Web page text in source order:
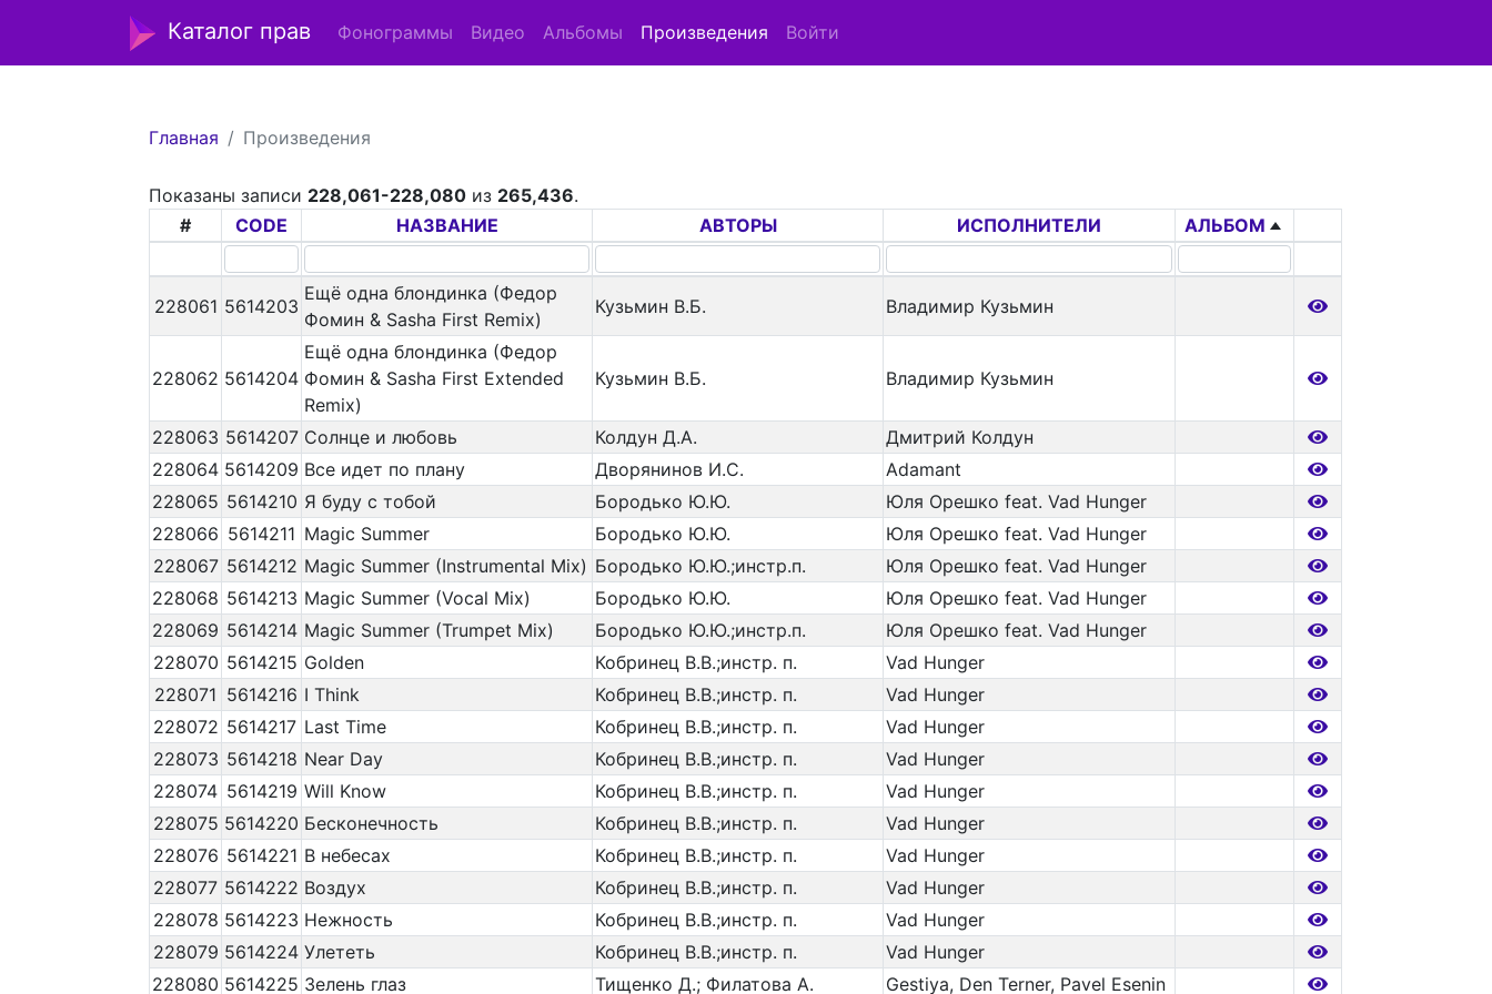
Каталог прав Фонограммы Видео Альбомы Произведения Войти
Главная Произведения
Показаны записи 228,061-228,080 из 265,436.
#
CODE НАЗВАНИЕ АВТОРЫ ИСПОЛНИТЕЛИ АЛЬБОМ
228061 5614203
Ещё одна блондинка (Федор
Фомин & Sasha First Remix)
Кузьмин В.Б. Владимир Кузьмин
228062 5614204
Ещё одна блондинка (Федор
Фомин & Sasha First Extended
Remix)
Кузьмин В.Б. Владимир Кузьмин
228063 5614207 Солнце и любовь Колдун Д.А.
Дмитрий Колдун
228064 5614209 Все идет по плану Дворянинов И.С.
Adamant
228065 5614210 Я буду с тобой Бородько Ю.Ю.
Юля Орешко feat. Vad Hunger
228066 5614211 Magic Summer Бородько Ю.Ю.
Юля Орешко feat. Vad Hunger
228067 5614212 Magic Summer (Instrumental Mix) Бородько Ю.Ю.;инстр.п.
Юля Орешко feat. Vad Hunger
228068 5614213 Magic Summer (Vocal Mix) Бородько Ю.Ю.
Юля Орешко feat. Vad Hunger
228069 5614214 Magic Summer (Trumpet Mix) Бородько Ю.Ю.;инстр.п.
Юля Орешко feat. Vad Hunger
228070 5614215 Golden Кобринец В.В.;инстр. п.
Vad Hunger
228071 5614216 I Think Кобринец В.В.;инстр. п.
Vad Hunger
228072 5614217 Last Time Кобринец В.В.;инстр. п.
Vad Hunger
228073 5614218 Near Day Кобринец В.В.;инстр. п.
Vad Hunger
228074 5614219 Will Know Кобринец В.В.;инстр. п.
Vad Hunger
228075 5614220 Бесконечность Кобринец В.В.;инстр. п.
Vad Hunger
228076 5614221 В небесах Кобринец В.В.;инстр. п.
Vad Hunger
228077 5614222 Воздух Кобринец В.В.;инстр. п.
Vad Hunger
228078 5614223 Нежность Кобринец В.В.;инстр. п.
Vad Hunger
228079 5614224 Улететь Кобринец В.В.;инстр. п.
Vad Hunger
228080 5614225 Зелень глаз Тищенко Д.; Филатова А. Gestiya, Den Terner, Pavel Esenin